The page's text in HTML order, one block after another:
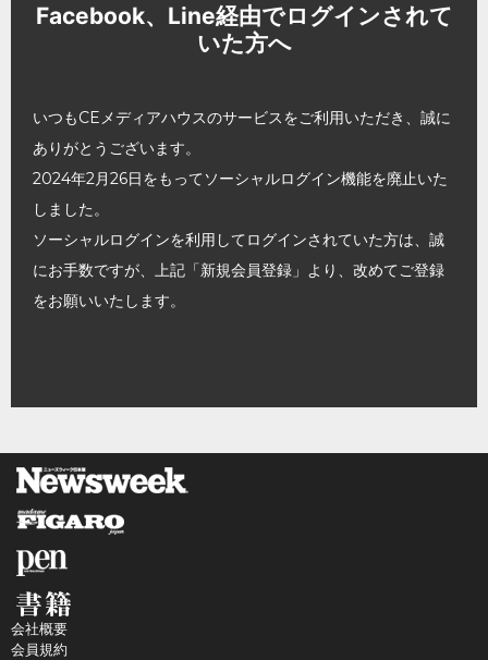
Facebook、Line経由でログインされて
いた方へ
いつもCEメディアハウスのサービスをご利用いただき、誠に
ありがとうございます。
2024年2月26日をもってソーシャルログイン機能を廃止いた
しました。
ソーシャルログインを利用してログインされていた方は、誠
にお手数ですが、上記「新規会員登録」より、改めてご登録
をお願いいたします。
会社概要
会員規約